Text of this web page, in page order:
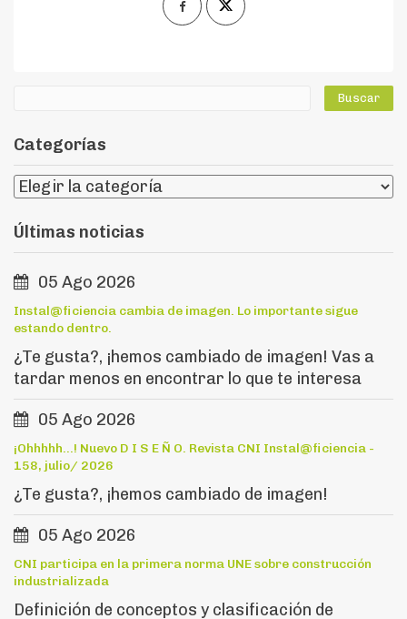
Categorías
Últimas noticias
05 Ago 2026
Instal@ficiencia cambia de imagen. Lo importante sigue
estando dentro.
¿Te gusta?, ¡hemos cambiado de imagen! Vas a
tardar menos en encontrar lo que te interesa
05 Ago 2026
¡Ohhhhh...! Nuevo D I S E Ñ O. Revista CNI Instal@ficiencia -
158, julio/ 2026
¿Te gusta?, ¡hemos cambiado de imagen!
05 Ago 2026
CNI participa en la primera norma UNE sobre construcción
industrializada
Definición de conceptos y clasificación de